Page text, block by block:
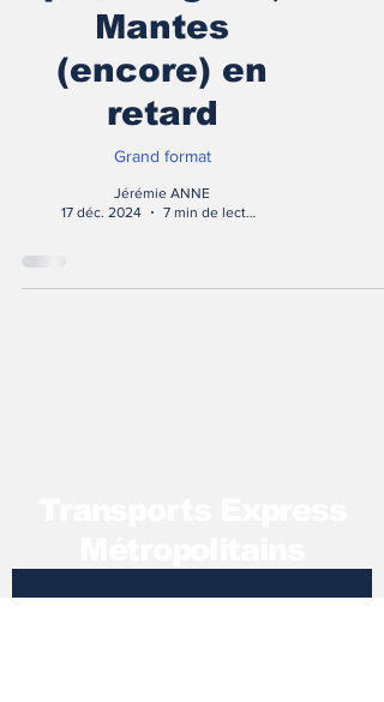
Mantes
(encore) en
retard
Grand format
Jérémie ANNE
17 déc. 2024
7 min de lecture